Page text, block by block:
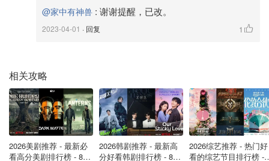
@家中有神兽 : 谢谢提醒，已改。
2023-04-01 · 回复 1
相关攻略
2026美剧推荐 - 最新必
看高分美剧排行榜 - 8月
2026韩剧推荐 - 最新高
分好看韩剧排行榜 - 8月
2026综艺推荐 - 热门好
看的综艺节目排行榜 -